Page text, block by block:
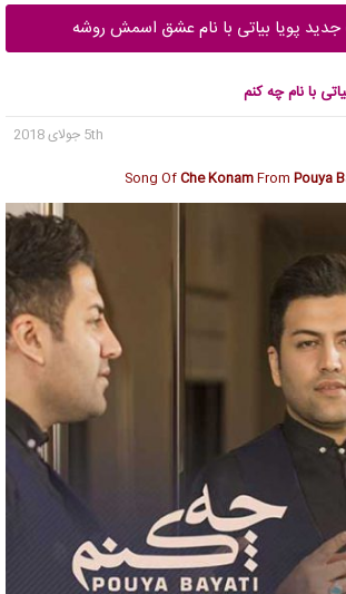
جدید پویا بیاتی با نام عشق اسمش روشه
با نام چه کنم
5th جولای 2018
Song OfChe KonamFrom Pouya